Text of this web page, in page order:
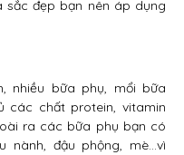
sắc đẹp bạn nên áp dụng
nhiều bữa phụ, mổi bữa
các chất protein, vitamin
ra các bữa phụ bạn có
nành, đậu phộng, mè…vì